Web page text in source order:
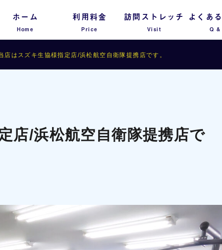
ホーム
Home
利用料金
Price
訪問ストレッチ
Visit
よくあ
Q
店はスズキ生協様指定店/浜松航空自衛隊提携店です。
店/浜松航空自衛隊提携店で